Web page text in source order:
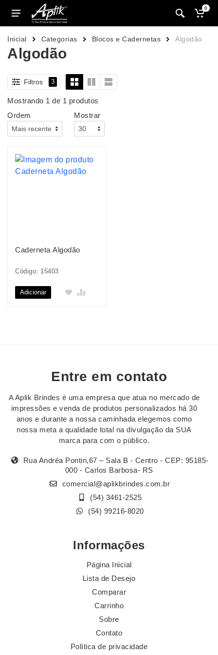
0
Inicial Categorias Blocos e Cadernetas Algodão
Algodão
Filtros 3
Mostrando 1 de 1 produtos
Ordem
Mostrar
Caderneta Algodão
Código: 15403
Adicionar
Entre em contato
A Aplik Brindes é uma empresa que atua no mercado de
impressões e venda de produtos personalizados há 30
anos e durante a nossa caminhada elegemos como
nossa meta a qualidade total na divulgação da SUA
marca para com o público.
Rua Andréa Pontin,67 – Sala B - Centro - CEP: 95185-
000 - Carlos Barbosa- RS
comercial@aplikbrindes.com.br
(54) 3461-2525
(54) 99216-8020
Informações
Página Inicial
Lista de Desejo
Comparar
Carrinho
Sobre
Contato
Política de privacidade